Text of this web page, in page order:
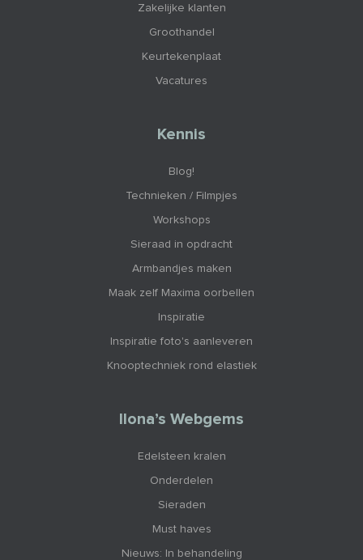
Zakelijke klanten
Groothandel
Keurtekenplaat
Vacatures
Kennis
Blog!
Technieken / Filmpjes
Workshops
Sieraad in opdracht
Armbandjes maken
Maak zelf Maxima oorbellen
Inspiratie
Inspiratie foto's aanleveren
Knooptechniek rond elastiek
Ilona’s Webgems
Edelsteen kralen
Onderdelen
Sieraden
Must haves
Nieuws: In behandeling